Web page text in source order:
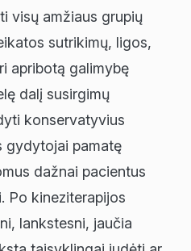
visų amžiaus grupių
sutrikimų, ligos,
apribotą galimybę
dalį susirgimų
konservatyvius
gydytojai pamatę
dažnai pacientus
Po kineziterapijos
lankstesni, jaučia